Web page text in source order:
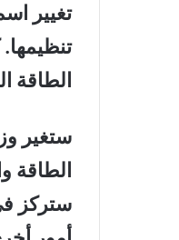
تغيير
الطاقة
ستغير
ستركز